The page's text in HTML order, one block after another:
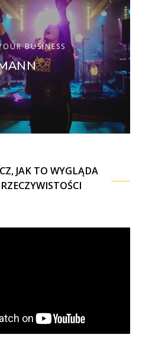
BUSINESS
JAK TO WYGLĄDA